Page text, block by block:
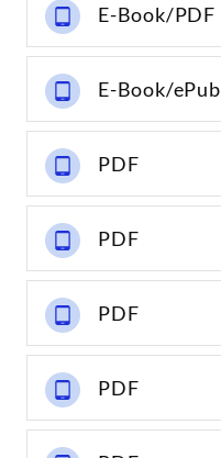
E-Book/PDF
E-Book/ePub
PDF
PDF
PDF
PDF